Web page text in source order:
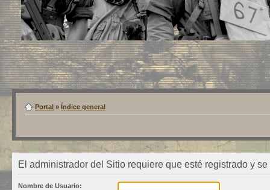
Portal » Índice general
El administrador del Sitio requiere que esté registrado y
Nombre de Usuario: